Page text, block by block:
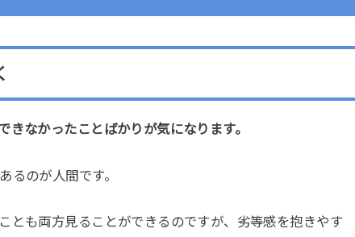
なかったことばかりが気になります。
るのが人間です。
とも両方見ることができるのですが、劣等感を抱きやす